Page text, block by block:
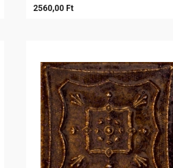
2560,00 Ft